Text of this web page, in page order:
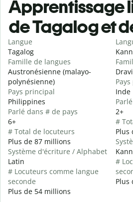
Apprentissage
de Tagalog et
Langue
Tagalog
Famille de langues
Austronésienne (malayo-
polynésienne)
Pays principal
Philippines
Parlé dans # de pays
6+
# Total de locuteurs
Plus de 87 millions
Système d'écriture / Alphabet
Latin
# Locuteurs comme langue
seconde
Plus de 54 millions
Inde
2+
#
Plus
#
Plus